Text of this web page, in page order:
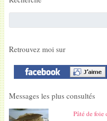
Retrouvez moi sur
Messages les plus consultés
Pâté de